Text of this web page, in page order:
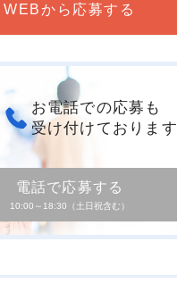
WEBから応募する
お電話での応募も
受け付けております
電話で応募する
10:00～18:30（土日祝含む）